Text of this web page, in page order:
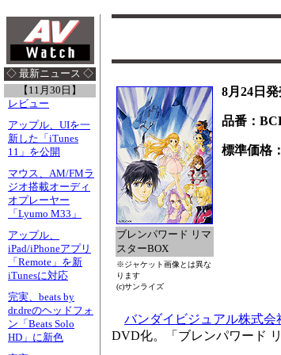
◇ 最新ニュース ◇
【11月30日】
レビュー
アップル、UIを一
新した「iTunes
11」を公開
マウス、AM/FMラ
ジオ搭載オーディ
オプレーヤー
「Lyumo M33」
アップル、
iPad/iPhoneアプリ
「Remote」を新
iTunesに対応
完実、beats by
dr.dreのヘッドフォ
ン「Beats Solo
HD」に新色
ブレンパワード リマ
スターBOX
※ジャケット画像とは異な
ります
(c)サンライズ
8月24日
品番：
標準価格
バンダイビジュアル株式会
DVD化。「ブレンパワード